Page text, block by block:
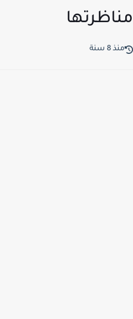
8 سنة